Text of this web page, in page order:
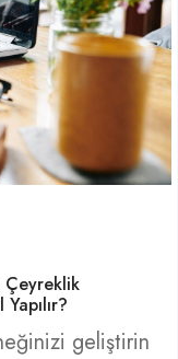
Çeyreklik
geliştirin